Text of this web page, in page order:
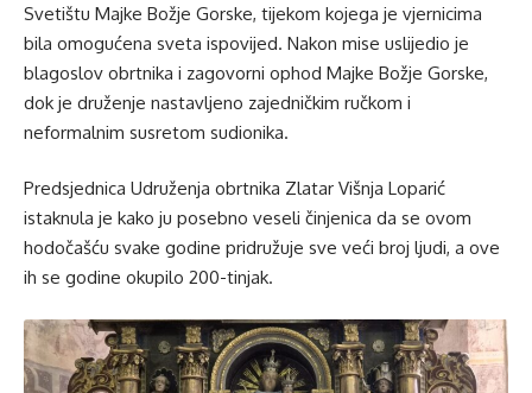
Svetištu Majke Božje Gorske, tijekom kojega je vjernicima
bila omogućena sveta ispovijed. Nakon mise uslijedio je
blagoslov obrtnika i zagovorni ophod Majke Božje Gorske,
dok je druženje nastavljeno zajedničkim ručkom i
neformalnim susretom sudionika.
Predsjednica Udruženja obrtnika Zlatar Višnja Loparić
istaknula je kako ju posebno veseli činjenica da se ovom
hodočašću svake godine pridružuje sve veći broj ljudi, a ove
ih se godine okupilo 200-tinjak.